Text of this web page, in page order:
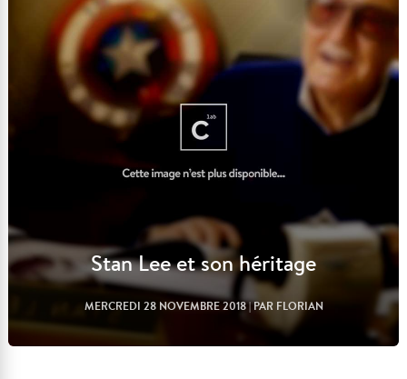
Lire l'article
Stan Lee et son héritage
MERCREDI 28 NOVEMBRE 2018| PAR FLORIAN